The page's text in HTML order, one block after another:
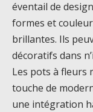
éventail de
formes et
brillantes. Ils
décoratifs dans
Les pots à fleurs
touche de
une intégration